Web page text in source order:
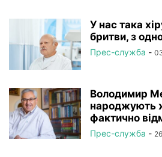
У нас така
бритви, з
Прес-служба -
Володимир
народжують
фактично
Прес-служба -